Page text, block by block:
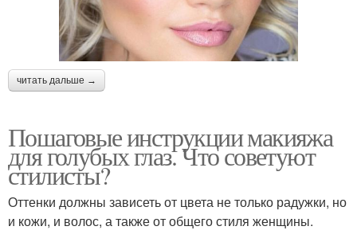
читать дальше →
Пошаговые инструкции макияжа
для голубых глаз. Что советуют
стилисты?
Оттенки должны зависеть от цвета не только радужки, но
и кожи, и волос, а также от общего стиля женщины.